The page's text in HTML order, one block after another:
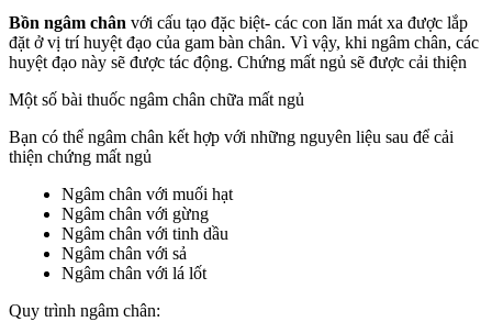
Bồn ngâm chân với cấu tạo đặc biệt- các con lăn mát xa được lắp
đặt ở vị trí huyệt đạo của gam bàn chân. Vì vậy, khi ngâm chân, các
huyệt đạo này sẽ được tác động. Chứng mất ngủ sẽ được cải thiện
Một số bài thuốc ngâm chân chữa mất ngủ
Bạn có thể ngâm chân kết hợp với những nguyên liệu sau để cải
thiện chứng mất ngủ
Ngâm chân với muối hạt
Ngâm chân với gừng
Ngâm chân với tinh dầu
Ngâm chân với sả
Ngâm chân với lá lốt
Quy trình ngâm chân: